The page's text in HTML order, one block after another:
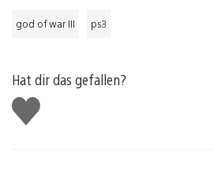
god of war III ps3
Hat dir das gefallen?
Gefällt
mir